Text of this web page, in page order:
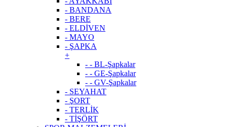
- BANDANA
- BERE
- ELDİVEN
- MAYO
- ŞAPKA
+
- - BL-Şapkalar
- - GE-Şapkalar
- - GV-Şapkalar
- SEYAHAT
- ŞORT
- TERLİK
- TİŞÖRT